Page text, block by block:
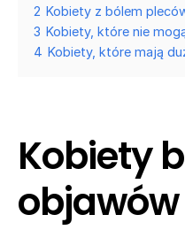
2 Kobiety z bólem
3 Kobiety, które nie
4 Kobiety, które mają
Kobiety
objawów